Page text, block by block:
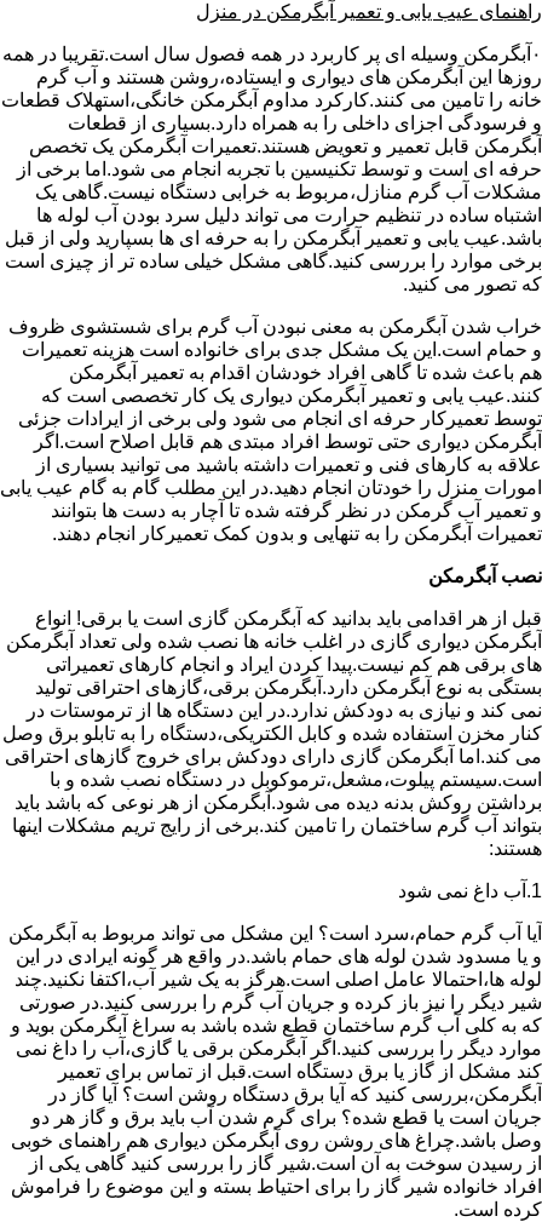
راهنمای عیب یابی و تعمیر آبگرمکن در منزل
۰آبگرمکن وسیله ای پر کاربرد در همه فصول سال است.تقریبا در همه
روزها این آبگرمکن های دیواری و ایستاده،روشن هستند و آب گرم
خانه را تامین می کنند.کارکرد مداوم آبگرمکن خانگی،استهلاک قطعات
و فرسودگی اجزای داخلی را به همراه دارد.بسیاری از قطعات
آبگرمکن قابل تعمیر و تعویض هستند.تعمیرات آبگرمکن یک تخصص
حرفه ای است و توسط تکنیسین با تجربه انجام می شود.اما برخی از
مشکلات آب گرم منازل،مربوط به خرابی دستگاه نیست.گاهی یک
اشتباه ساده در تنظیم حرارت می تواند دلیل سرد بودن آب لوله ها
باشد.عیب یابی و تعمیر آبگرمکن را به حرفه ای ها بسپارید ولی از قبل
برخی موارد را بررسی کنید.گاهی مشکل خیلی ساده تر از چیزی است
که تصور می کنید.
خراب شدن آبگرمکن به معنی نبودن آب گرم برای شستشوی ظروف
و حمام است.این یک مشکل جدی برای خانواده است هزینه تعمیرات
هم باعث شده تا گاهی افراد خودشان اقدام به تعمیر آبگرمکن
کنند.عیب یابی و تعمیر آبگرمکن دیواری یک کار تخصصی است که
توسط تعمیرکار حرفه ای انجام می شود ولی برخی از ایرادات جزئی
آبگرمکن دیواری حتی توسط افراد مبتدی هم قابل اصلاح است.اگر
علاقه به کارهای فنی و تعمیرات داشته باشید می توانید بسیاری از
امورات منزل را خودتان انجام دهید.در این مطلب گام به گام عیب یابی
و تعمیر آب گرمکن در نظر گرفته شده تا آچار به دست ها بتوانند
تعمیرات آبگرمکن را به تنهایی و بدون کمک تعمیرکار انجام دهند.
نصب آبگرمکن
قبل از هر اقدامی باید بدانید که آبگرمکن گازی است یا برقی! انواع
آبگرمکن دیواری گازی در اغلب خانه ها نصب شده ولی تعداد آبگرمکن
های برقی هم کم نیست.پیدا کردن ایراد و انجام کارهای تعمیراتی
بستگی به نوع آبگرمکن دارد.آبگرمکن برقی،گازهای احتراقی تولید
نمی کند و نیازی به دودکش ندارد.در این دستگاه ها از ترموستات در
کنار مخزن استفاده شده و کابل الکتریکی،دستگاه را به تابلو برق وصل
می کند.اما آبگرمکن گازی دارای دودکش برای خروج گازهای احتراقی
است.سیستم پیلوت،مشعل،ترموکوبل در دستگاه نصب شده و با
برداشتن روکش بدنه دیده می شود.آبگرمکن از هر نوعی که باشد باید
بتواند آب گرم ساختمان را تامین کند.برخی از رایج تریم مشکلات اینها
هستند:
1.آب داغ نمی شود
آیا آب گرم حمام،سرد است؟ این مشکل می تواند مربوط به آبگرمکن
و یا مسدود شدن لوله های حمام باشد.در واقع هر گونه ایرادی در این
لوله ها،احتمالا عامل اصلی است.هرگز به یک شیر آب،اکتفا نکنید.چند
شیر دیگر را نیز باز کرده و جریان آب گرم را بررسی کنید.در صورتی
که به کلی آب گرم ساختمان قطع شده باشد به سراغ آبگرمکن بوید و
موارد دیگر را بررسی کنید.اگر آبگرمکن برقی یا گازی،آب را داغ نمی
کند مشکل از گاز یا برق دستگاه است.قبل از تماس برای تعمیر
آبگرمکن،بررسی کنید که آیا برق دستگاه روشن است؟ آیا گاز در
جریان است یا قطع شده؟ برای گرم شدن آب باید برق و گاز هر دو
وصل باشد.چراغ های روشن روی آبگرمکن دیواری هم راهنمای خوبی
از رسیدن سوخت به آن است.شیر گاز را بررسی کنید گاهی یکی از
افراد خانواده شیر گاز را برای احتیاط بسته و این موضوع را فراموش
کرده است.